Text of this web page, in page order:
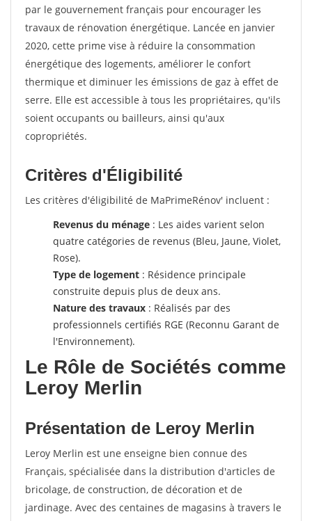
par le gouvernement français pour encourager les
travaux de rénovation énergétique. Lancée en janvier
2020, cette prime vise à réduire la consommation
énergétique des logements, améliorer le confort
thermique et diminuer les émissions de gaz à effet de
serre. Elle est accessible à tous les propriétaires, qu'ils
soient occupants ou bailleurs, ainsi qu'aux
copropriétés.
Critères d'Éligibilité
Les critères d'éligibilité de MaPrimeRénov' incluent :
Revenus du ménage : Les aides varient selon
quatre catégories de revenus (Bleu, Jaune, Violet,
Rose).
Type de logement : Résidence principale
construite depuis plus de deux ans.
Nature des travaux : Réalisés par des
professionnels certifiés RGE (Reconnu Garant de
l'Environnement).
Le Rôle de Sociétés comme
Leroy Merlin
Présentation de Leroy Merlin
Leroy Merlin est une enseigne bien connue des
Français, spécialisée dans la distribution d'articles de
bricolage, de construction, de décoration et de
jardinage. Avec des centaines de magasins à travers le